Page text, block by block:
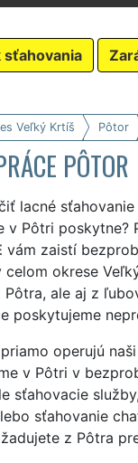
sťahovania
Veľký Krtíš Pôtor
PÔTOR
lacné
v Pôtri poskytne?
vám zaistí
celom okrese
ale aj z
poskytujeme
operujú
v Pôtri v
sťahovacie
sťahovanie
z Pôtra